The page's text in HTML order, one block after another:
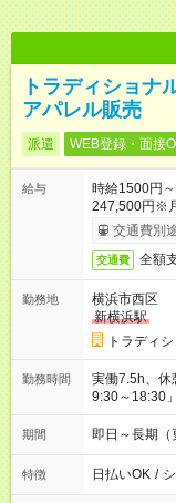
トラディショナ
アパレル販売
派遣 WEB登録・面接
給与
時給1500円
247,500円※
交通費別
交通費 全額
勤務地
横浜市西区
新横浜駅
トラディ
勤務時間
実働7.5h、
9:30～18:30
21:30」・店
い。
期間 即日～長期（
特徴 日払いOK /